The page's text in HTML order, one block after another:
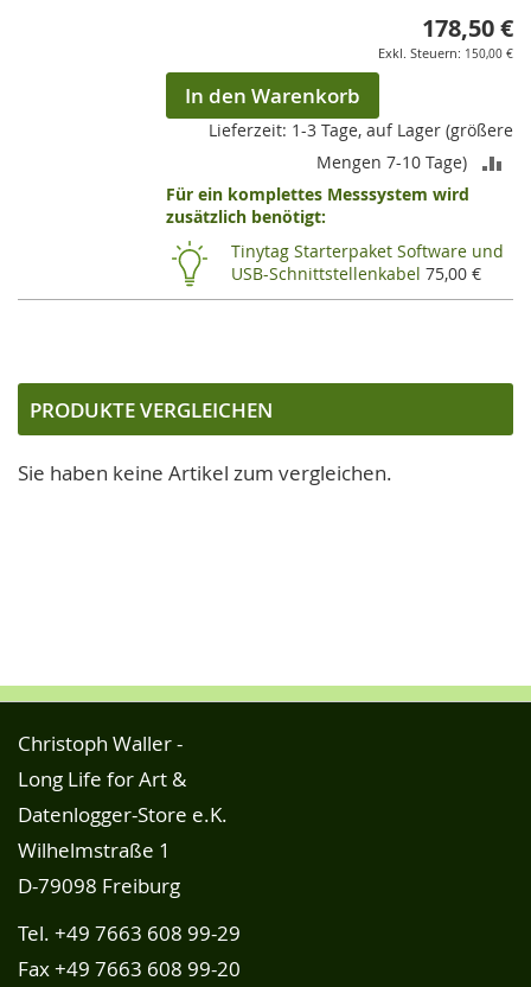
178,50 €
150,00 €
In den Warenkorb
Lieferzeit: 1-3 Tage, auf Lager (größere
Mengen 7-10 Tage)
Für ein komplettes Messsystem wird
zusätzlich benötigt:
Tinytag Starterpaket Software und
USB-Schnittstellenkabel 75,00 €
PRODUKTE VERGLEICHEN
Sie haben keine Artikel zum vergleichen.
Christoph Waller -
Long Life for Art &
Datenlogger-Store e.K.
Wilhelmstraße 1
D-79098 Freiburg
Tel. +49 7663 608 99-29
Fax +49 7663 608 99-20